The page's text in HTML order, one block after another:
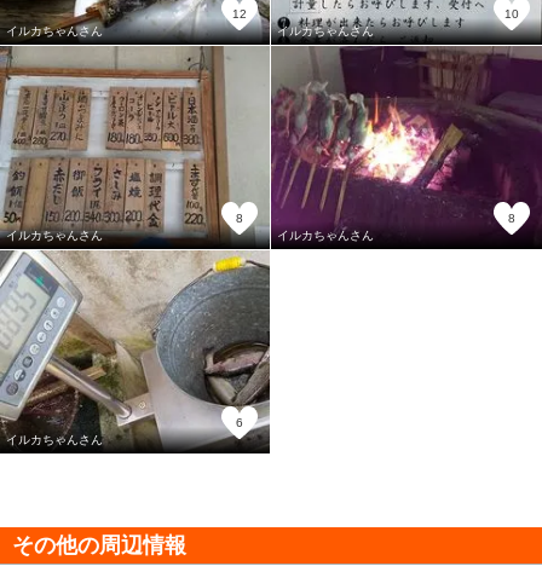
イルカちゃんさん
12
イルカちゃんさん
10
イルカちゃんさん
8
イルカちゃんさん
8
イルカちゃんさん
6
その他の周辺情報